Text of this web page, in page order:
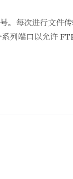
。每次进行文件
列端口以允许